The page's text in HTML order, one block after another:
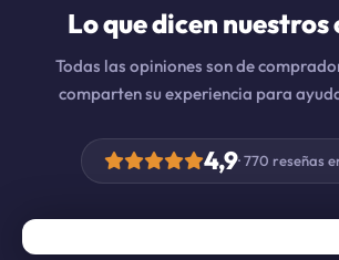
Lo que dicen
Todas las opiniones son de
comparten su experiencia para
4,9· 770 reseñas